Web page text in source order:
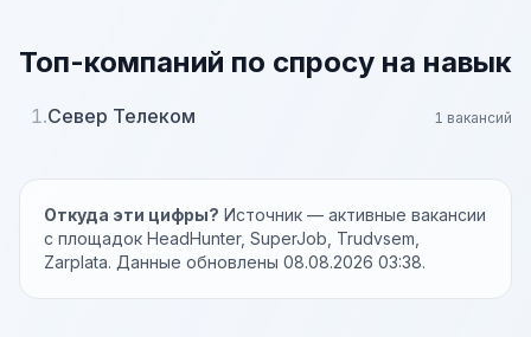
Топ-компаний по спросу на навык
1.Север Телеком 1 вакансий
Откуда эти цифры? Источник — активные вакансии
с площадок HeadHunter, SuperJob, Trudvsem,
Zarplata. Данные обновлены 08.08.2026 03:38.